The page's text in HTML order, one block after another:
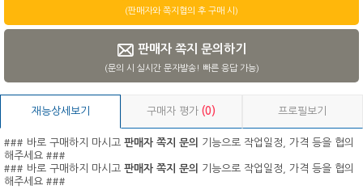
(판매자와 쪽지협의 후 구매 시)
판매자 쪽지 문의하기
(문의 시 실시간 문자발송! 빠른 응답 가능)
재능상세보기 구매자 평가(0) 프로필보기
### 바로 구매하지 마시고 판매자 쪽지 문의
기능으로 작업일정, 가격 등을 협의
해주세요 ###
### 바로 구매하지 마시고 판매자 쪽지 문의
기능으로 작업일정, 가격 등을 협의
해주세요 ###